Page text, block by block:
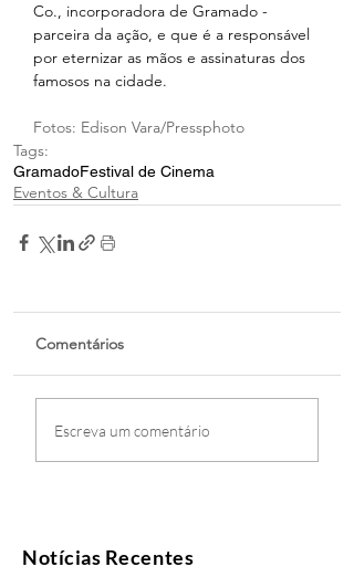
Co., incorporadora de Gramado -
parceira da ação, e que é a responsável
por eternizar as mãos e assinaturas dos
famosos na cidade.
Fotos: Edison Vara/Pressphoto
Tags:
GramadoFestival de Cinema
Eventos & Cultura
Comentários
Escreva um comentário
Notícias Recentes